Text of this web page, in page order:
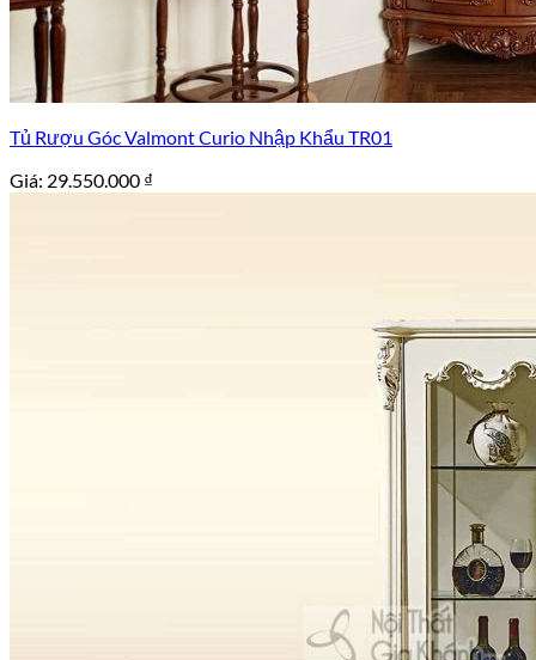
Tủ Rượu Góc Valmont Curio Nhập Khẩu TR01
Giá: 29.550.000 ₫